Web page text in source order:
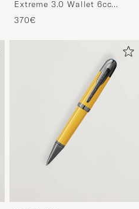
Extreme 3.0 Wallet 6cc
Black
370€